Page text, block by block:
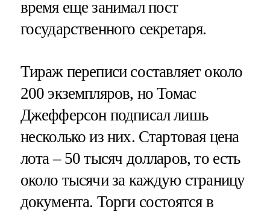
время еще занимал пост
государственного секретаря.
Тираж переписи составляет около
200 экземпляров, но Томас
Джефферсон подписал лишь
несколько из них. Стартовая цена
лота – 50 тысяч долларов, то есть
около тысячи за каждую страницу
документа. Торги состоятся в